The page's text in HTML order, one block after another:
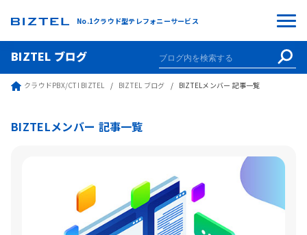
No.1クラウド型テレフォニーサービス
BIZTEL ブログ
クラウドPBX/CTI BIZTEL BIZTEL ブログ BIZTELメンバー 記事一覧
BIZTELメンバー 記事一覧